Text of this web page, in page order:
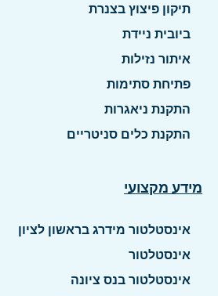
תיקון פיצוץ בצנרת
ביובית ניידת
איתור נזילות
פתיחת סתימות
התקנת ניאגרות
התקנת כלים סניטריים
מידע מקצועי
אינסטלטור מידרג בראשון לציון
אינסטלטור
אינסטלטור בנס ציונה